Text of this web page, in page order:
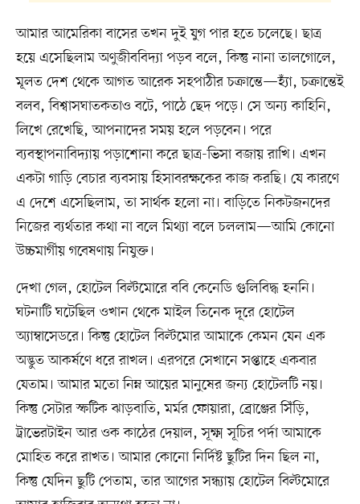
আমার আমেরিকা বাসের তখন দুই যুগ পার হতে চলেছে। ছাত্র
হয়ে এসেছিলাম অণুজীববিদ্যা পড়ব বলে, কিন্তু নানা তালগোলে,
মূলত দেশ থেকে আগত আরেক সহপাঠীর চক্রান্তে—হ্যাঁ, চক্রান্তেই
বলব, বিশ্বাসঘাতকতাও বটে, পাঠে ছেদ পড়ে। সে অন্য কাহিনি,
লিখে রেখেছি, আপনাদের সময় হলে পড়বেন। পরে
ব্যবস্থাপনাবিদ্যায় পড়াশোনা করে ছাত্র-ভিসা বজায় রাখি। এখন
একটা গাড়ি বেচার ব্যবসায় হিসাবরক্ষকের কাজ করছি। যে কারণে
এ দেশে এসেছিলাম, তা সার্থক হলো না। বাড়িতে নিকটজনদের
নিজের ব্যর্থতার কথা না বলে মিথ্যা বলে চললাম—আমি কোনো
উচ্চমার্গীয় গবেষণায় নিযুক্ত।
দেখা গেল, হোটেল বিল্টমোরে ববি কেনেডি গুলিবিদ্ধ হননি।
ঘটনাটি ঘটেছিল ওখান থেকে মাইল তিনেক দূরে হোটেল
অ্যাম্বাসেডরে। কিন্তু হোটেল বিল্টমোর আমাকে কেমন যেন এক
অদ্ভুত আকর্ষণে ধরে রাখল। এরপরে সেখানে সপ্তাহে একবার
যেতাম। আমার মতো নিম্ন আয়ের মানুষের জন্য হোটেলটি নয়।
কিন্তু সেটার স্ফটিক ঝাড়বাতি, মর্মর ফোয়ারা, ব্রোঞ্জের সিঁড়ি,
ট্রাভেরটাইন আর ওক কাঠের দেয়াল, সূক্ষ্ম সূচির পর্দা আমাকে
মোহিত করে রাখত। আমার কোনো নির্দিষ্ট ছুটির দিন ছিল না,
কিন্তু যেদিন ছুটি পেতাম, তার আগের সন্ধ্যায় হোটেল বিল্টমোরে